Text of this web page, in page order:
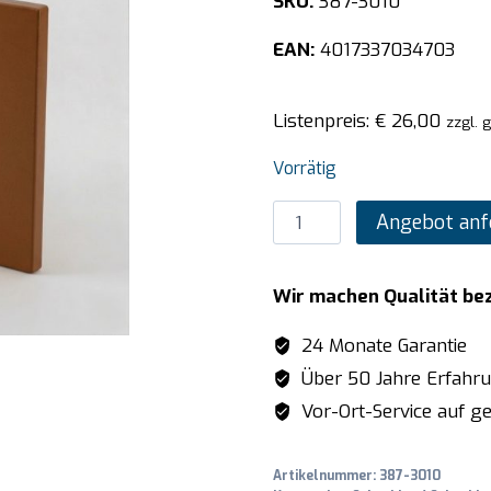
EAN:4017337034703
Listenpreis: €26,00 zzgl.
Vorrätig
SARO
Polyethylen-
braun
Menge
Angebot
Wir machen Qualität
24 Monate Garantie
Über 50 Jahre
Vor-Ort-Service auf
Artikelnummer: 387-3010